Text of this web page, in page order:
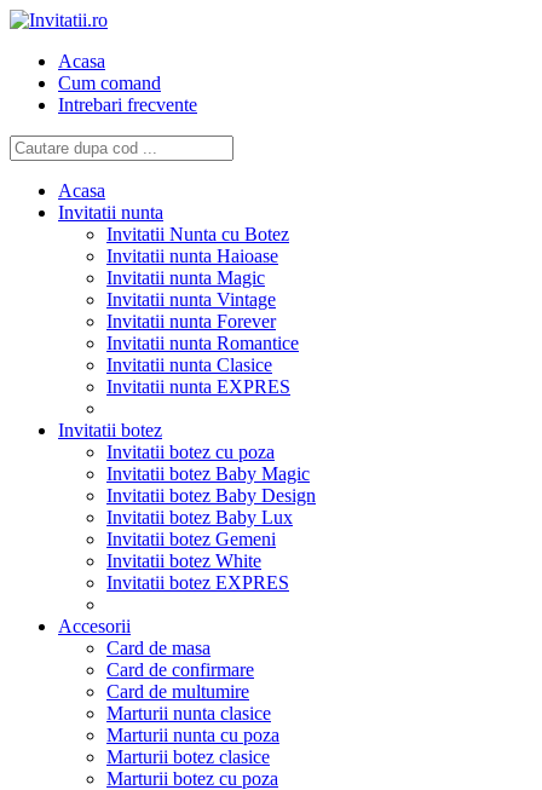
Acasa
Cum comand
Intrebari frecvente
Acasa
Invitatii nunta
Invitatii Nunta cu Botez
Invitatii nunta Haioase
Invitatii nunta Magic
Invitatii nunta Vintage
Invitatii nunta Forever
Invitatii nunta Romantice
Invitatii nunta Clasice
Invitatii nunta EXPRES
Invitatii botez
Invitatii botez cu poza
Invitatii botez Baby Magic
Invitatii botez Baby Design
Invitatii botez Baby Lux
Invitatii botez Gemeni
Invitatii botez White
Invitatii botez EXPRES
Accesorii
Card de masa
Card de confirmare
Card de multumire
Marturii nunta clasice
Marturii nunta cu poza
Marturii botez clasice
Marturii botez cu poza